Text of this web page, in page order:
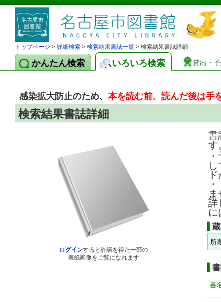
トップページ > 詳細検索 > 検索結果書誌一覧 > 検索結果書誌詳細
かんたん検索 いろいろ検索 貸出・
感染拡大防止のため、本を読む前、読んだ後は手
検索結果書誌詳細
ログインすると許諾を得た一部の
表紙画像をご覧になれます
書
す
詳
に
所
書